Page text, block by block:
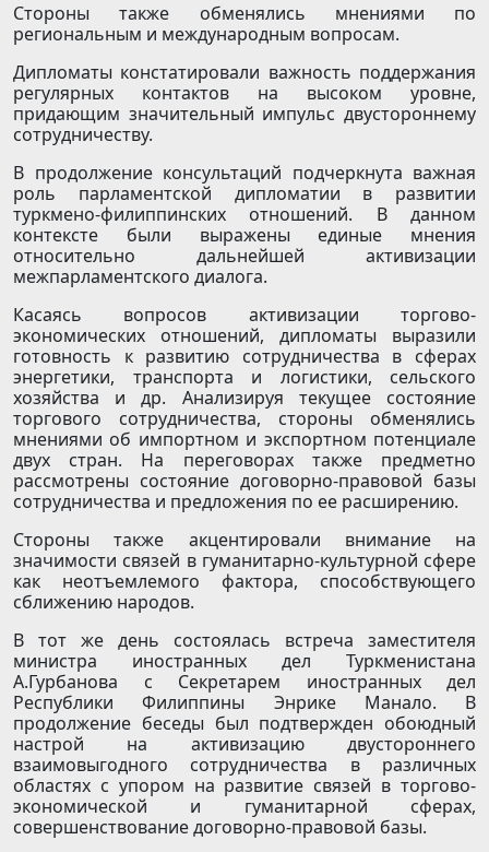
Стороны также обменялись мнениями по
региональным и международным вопросам.
Дипломаты констатировали важность поддержания
регулярных контактов на высоком уровне,
придающим значительный импульс двустороннему
сотрудничеству.
В продолжение консультаций подчеркнута важная
роль парламентской дипломатии в развитии
туркмено-филиппинских отношений. В данном
контексте были выражены единые мнения
относительно дальнейшей активизации
межпарламентского диалога.
Касаясь вопросов активизации торгово-
экономических отношений, дипломаты выразили
готовность к развитию сотрудничества в сферах
энергетики, транспорта и логистики, сельского
хозяйства и др. Анализируя текущее состояние
торгового сотрудничества, стороны обменялись
мнениями об импортном и экспортном потенциале
двух стран. На переговорах также предметно
рассмотрены состояние договорно-правовой базы
сотрудничества и предложения по ее расширению.
Стороны также акцентировали внимание на
значимости связей в гуманитарно-культурной сфере
как неотъемлемого фактора, способствующего
сближению народов.
В тот же день состоялась встреча заместителя
министра иностранных дел Туркменистана
А.Гурбанова с Секретарем иностранных дел
Республики Филиппины Энрике Манало. В
продолжение беседы был подтвержден обоюдный
настрой на активизацию двустороннего
взаимовыгодного сотрудничества в различных
областях с упором на развитие связей в торгово-
экономической и гуманитарной сферах,
совершенствование договорно-правовой базы.